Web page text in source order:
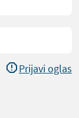
Prijavi oglas